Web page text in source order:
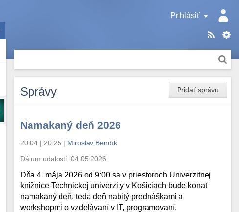
Prihlásiť
Pridať správu
Správy
Namakaný deň 2026
20.04 | 20:25 | Miroslav Bendík
Dátum udalosti:04.05.2026
Dňa 4. mája 2026 od 9:00 sa v priestoroch Univerzitnej
knižnice Technickej univerzity v Košiciach bude konať
namakaný deň, teda deň nabitý prednáškami a
workshopmi o vzdelávaní v IT, programovaní,